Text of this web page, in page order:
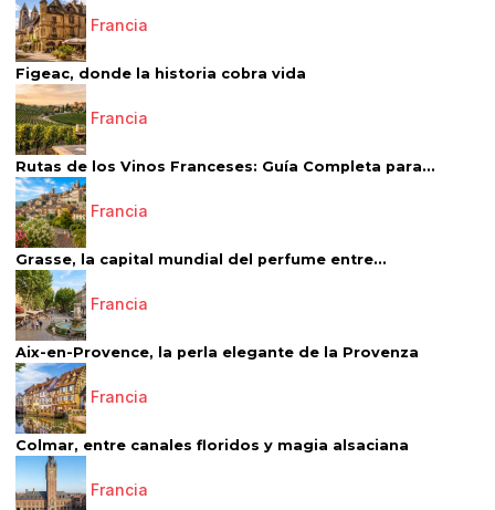
Francia
Figeac, donde la historia cobra vida
Francia
Rutas de los Vinos Franceses: Guía Completa para...
Francia
Grasse, la capital mundial del perfume entre...
Francia
Aix-en-Provence, la perla elegante de la Provenza
Francia
Colmar, entre canales floridos y magia alsaciana
Francia